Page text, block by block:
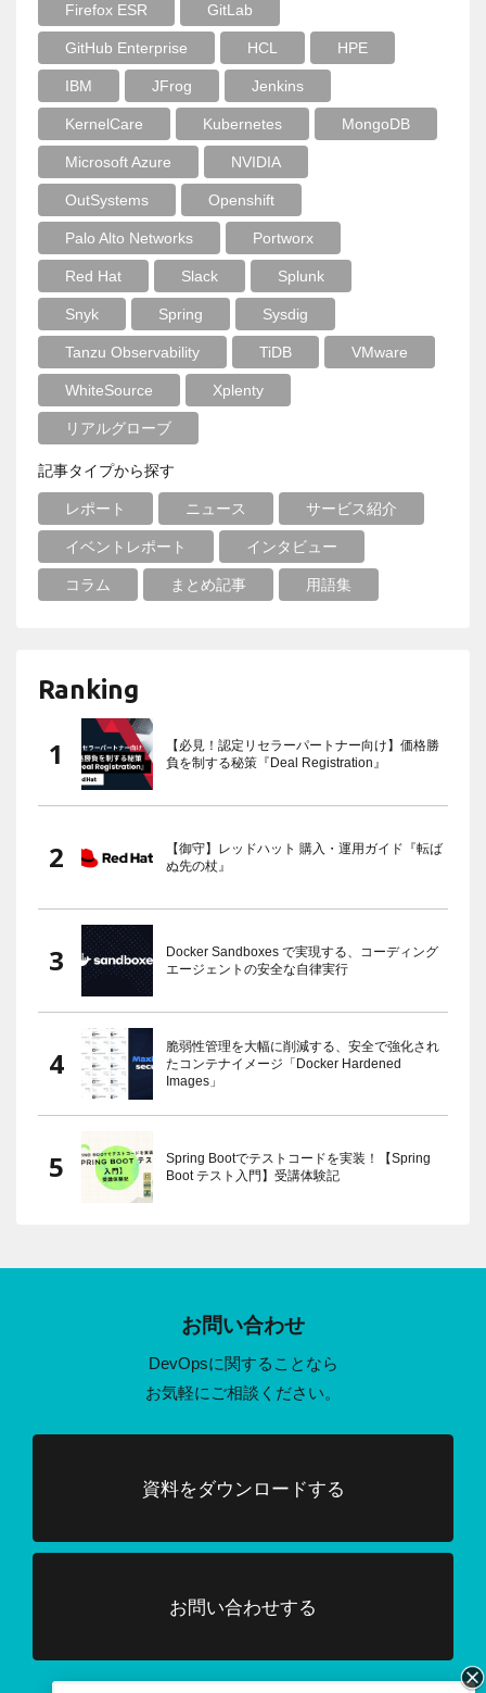
Firefox ESR GitLab
GitHub Enterprise HCL HPE
IBM JFrog Jenkins
KernelCare Kubernetes MongoDB
Microsoft Azure NVIDIA
OutSystems Openshift
Palo Alto Networks Portworx
Red Hat Slack Splunk
Snyk Spring Sysdig
Tanzu Observability TiDB VMware
WhiteSource Xplenty
リアルグローブ
記事タイプから探す
レポート ニュース サービス紹介
イベントレポート インタビュー
コラム まとめ記事 用語集
Ranking
【必見！認定リセラーパートナー向け】価格勝
負を制する秘策『Deal Registration』
【御守】レッドハット 購入・運用ガイド『転ば
ぬ先の杖』
Docker Sandboxes で実現する、コーディング
エージェントの安全な自律実行
脆弱性管理を大幅に削減する、安全で強化され
たコンテナイメージ「Docker Hardened
Images」
Spring Bootでテストコードを実装！【Spring
Boot テスト入門】受講体験記
お問い合わせ
DevOpsに関することなら
お気軽にご相談ください。
資料をダウンロードする
お問い合わせする